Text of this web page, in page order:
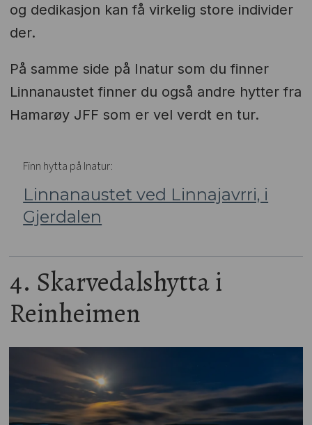
og dedikasjon kan få virkelig store individer
der.
På samme side på Inatur som du finner
Linnanaustet finner du også andre hytter fra
Hamarøy JFF som er vel verdt en tur.
Finn hytta på Inatur:
Linnanaustet ved Linnajavrri, i
Gjerdalen
4. Skarvedalshytta i
Reinheimen